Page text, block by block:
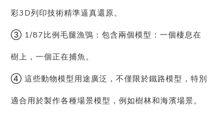
彩3D列印技術精準逼真還原。
③ 1/87比例毛腿漁鴞：包含兩個模型：一個棲息在
樹上，一個正在捕魚。
④ 這些動物模型用途廣泛，不僅限於鐵路模型，特別
適合用於製作各種場景模型，例如樹林和海濱場景。